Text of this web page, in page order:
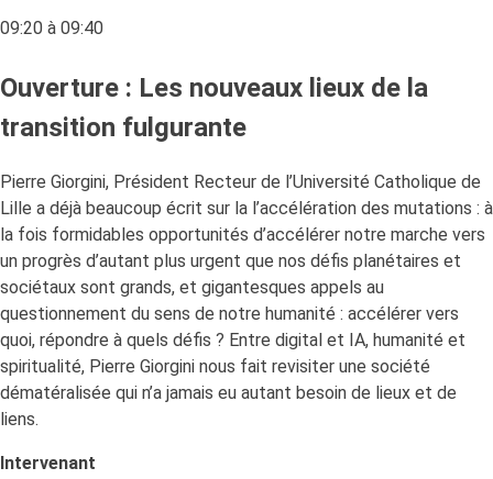
09:20 à 09:40
Ouverture : Les nouveaux lieux de la
transition fulgurante
Pierre Giorgini, Président Recteur de l’Université Catholique de
Lille a déjà beaucoup écrit sur la l’accélération des mutations : à
la fois formidables opportunités d’accélérer notre marche vers
un progrès d’autant plus urgent que nos défis planétaires et
sociétaux sont grands, et gigantesques appels au
questionnement du sens de notre humanité : accélérer vers
quoi, répondre à quels défis ? Entre digital et IA, humanité et
spiritualité, Pierre Giorgini nous fait revisiter une société
dématéralisée qui n’a jamais eu autant besoin de lieux et de
liens.
Intervenant